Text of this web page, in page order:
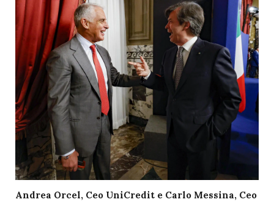
Andrea Orcel, Ceo UniCredit e Carlo Messina, Ceo